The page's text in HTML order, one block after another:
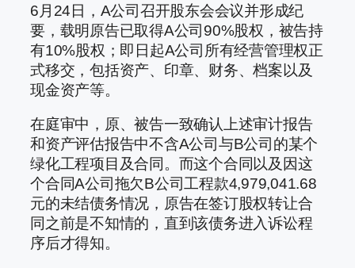
6月24日，A公司召开股东会会议并形成纪
要，载明原告已取得A公司90%股权，被告持
有10%股权；即日起A公司所有经营管理权正
式移交，包括资产、印章、财务、档案以及
现金资产等。
在庭审中，原、被告一致确认上述审计报告
和资产评估报告中不含A公司与B公司的某个
绿化工程项目及合同。而这个合同以及因这
个合同A公司拖欠B公司工程款4,979,041.68
元的未结债务情况，原告在签订股权转让合
同之前是不知情的，直到该债务进入诉讼程
序后才得知。